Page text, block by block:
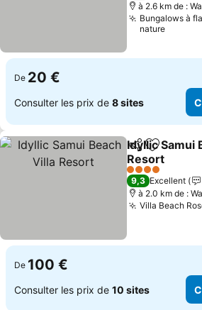
à 2.6 km de :
Bungalows à
nature
De 20 €
Consulter les prix de 8 sites
PartagerAjouter à
Idyllic Samui
Resort
Consulter les
4 Étoiles
9,3 Excellent
à 2.0 km de :
Villa Beach
De 100 €
Consulter les prix de 10 sites